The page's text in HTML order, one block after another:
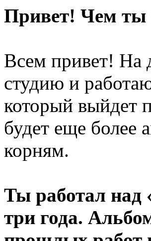
Привет! Чем ты
Всем привет! На
студию и
который выйдет
будет еще более
корням.
Ты работал
три года.